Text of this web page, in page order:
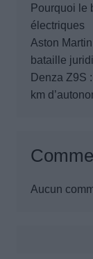
Pourquoi le
électriques
Aston
bataille
Denza Z9S
km
Aucun